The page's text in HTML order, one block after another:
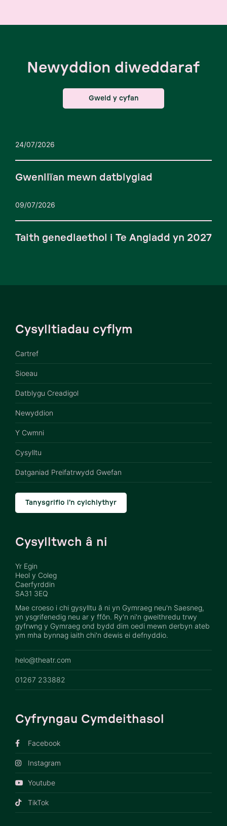
Newyddion diweddaraf
Gweld y cyfan
24/07/2026
Gwenllïan mewn datblygiad
09/07/2026
Taith genedlaethol i Te Angladd yn 2027
Cysylltiadau cyflym
Cartref
Sioeau
Datblygu Creadigol
Newyddion
Y Cwmni
Cysylltu
Datganiad Preifatrwydd Gwefan
Tanysgrifio i’n cylchlythyr
Cysylltwch â ni
Yr Egin
Heol y Coleg
Caerfyrddin
SA31 3EQ
Mae croeso i chi gysylltu â ni yn Gymraeg neu'n Saesneg,
yn ysgrifenedig neu ar y ffôn. Ry'n ni'n gweithredu trwy
gyfrwng y Gymraeg ond bydd dim oedi mewn derbyn ateb
ym mha bynnag iaith chi'n dewis ei defnyddio.
helo@theatr.com
01267 233882
Cyfryngau Cymdeithasol
Facebook
Instagram
Youtube
TikTok